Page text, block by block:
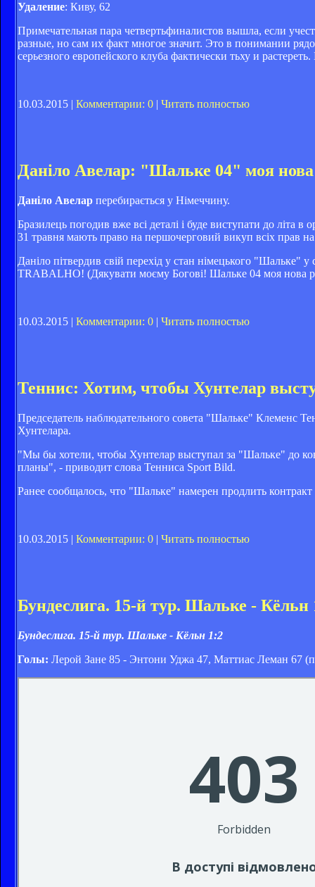
Удаление: Киву, 62
Примечательная пара четвертьфиналистов вышла, если
разные, но сам их факт многое значит. Это в понимании
серьезного европейского клуба фактически тьху и
10.03.2015 | Комментарии: 0 Читать полностью
Даніло Авелар: "Шальке 04" моя
Даніло Авелар перебирається у Німеччину.
Бразилець погодив вже всі деталі і буде виступати до літа
31 травня мають право на першочерговий викуп всіх прав
Даніло пітвердив свій перехід у стан німецького
TRABALHO! (Дякувати моєму Богові! Шальке 04 моя нова
10.03.2015 | Комментарии: 0 | Читать полностью
Теннис: Хотим, чтобы Хунтелар
Председатель наблюдательного совета "Шальке" Клеменс
Хунтелара.
"Мы бы хотели, чтобы Хунтелар выступал за "Шальке" до
планы", - приводит слова Тенниса Sport Bild.
Ранее сообщалось, что "Шальке" намерен продлить
10.03.2015 | Комментарии: 0 | Читать полностью
Бундеслига. 15-й тур. Шальке - Кёльн
Бундеслига. 15-й тур. Шальке - Кёльн 1:2
Голы: Лерой Зане 85 - Энтони Уджа 47, Маттиас Леман 67